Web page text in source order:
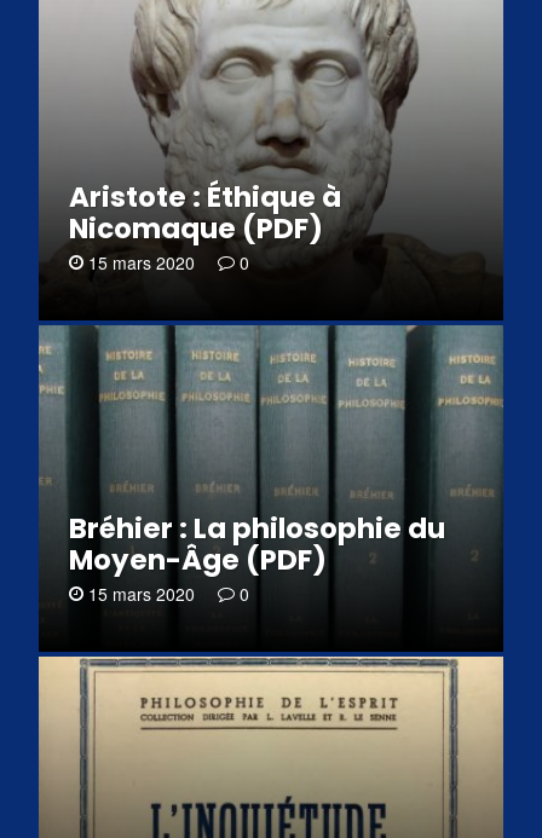
Aristote : Éthique à
Nicomaque (PDF)
15 mars 2020 0
Bréhier : La philosophie du
Moyen-Âge (PDF)
15 mars 2020 0